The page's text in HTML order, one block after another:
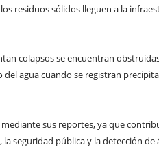
residuos sólidos lleguen a la
colapsos se encuentran
agua cuando se registran
sus reportes, ya que
seguridad pública y la detección de